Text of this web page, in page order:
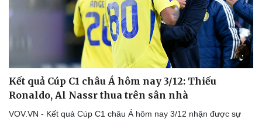
Lịch thi đấu bóng đá
Thế giới thể thao
Ô tô
Xe máy
Tư vấn
Kết quả Cúp C1 châu Á hôm nay 3/12: Thiếu
Ronaldo, Al Nassr thua trên sân nhà
VOV.VN - Kết quả Cúp C1 châu Á hôm nay 3/12 nhận được sự